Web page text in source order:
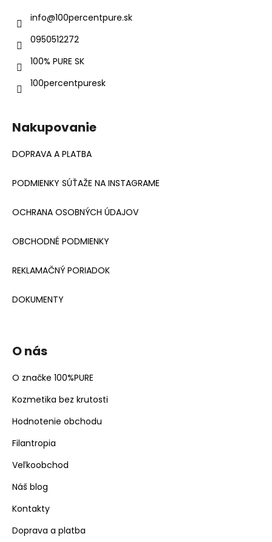
info@100percentpure.sk
0950512272
100% PURE SK
100percentpuresk
Nakupovanie
DOPRAVA A PLATBA
PODMIENKY SÚŤAŽE NA INSTAGRAME
OCHRANA OSOBNÝCH ÚDAJOV
OBCHODNÉ PODMIENKY
REKLAMAČNÝ PORIADOK
DOKUMENTY
O nás
O značke 100%PURE
Kozmetika bez krutosti
Hodnotenie obchodu
Filantropia
Veľkoobchod
Náš blog
Kontakty
Doprava a platba